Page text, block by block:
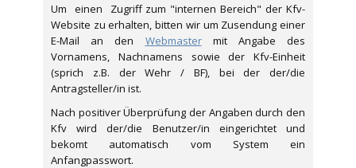
Um einen Zugriff zum "internen Bereich" der Kfv-
Website zu erhalten, bitten wir um Zusendung einer
E-Mail an den Webmastermit Angabe des
Vornamens, Nachnamens sowie der Kfv-Einheit
(sprich z.B. der Wehr / BF), bei der der/die
Antragsteller/in ist.
Nach positiver Überprüfung der Angaben durch den
Kfv wird der/die Benutzer/in eingerichtet und
bekomt automatisch vom System ein
Anfangpasswort.